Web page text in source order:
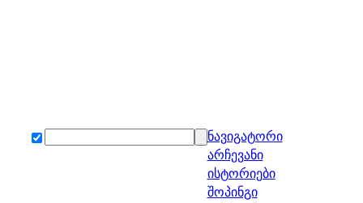
ნავიგატორი
არჩევანი
ისტორიები
შოპინგი